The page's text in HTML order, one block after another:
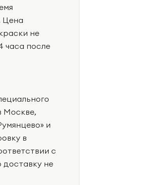
Цена
не
часа после
Москве,
и
в
с
не